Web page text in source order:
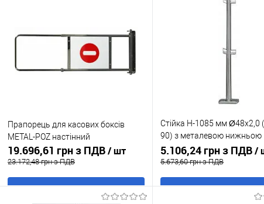
Прапорець для касових боксів
METAL-POZ настінний
19.696,61 грн з ПДВ/ шт
23.172,48 грн з ПДВ
Стійка H-1085 мм Ø48x2,0
90) з металевою нижньою
накладкою - хром блиск
5.106,24 грн з ПДВ/
5.673,60 грн з ПДВ